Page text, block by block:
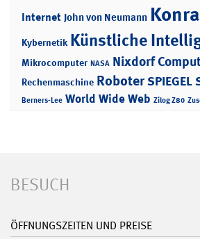
Internet John von Neumann
Kybernetik Künstliche
Mikrocomputer NASA Nixdorf
Rechenmaschine RoboterSPIEGEL
Berners-Lee World Wide Web Zilog Z80
BESUCH
ÖFFNUNGSZEITEN UND PREISE